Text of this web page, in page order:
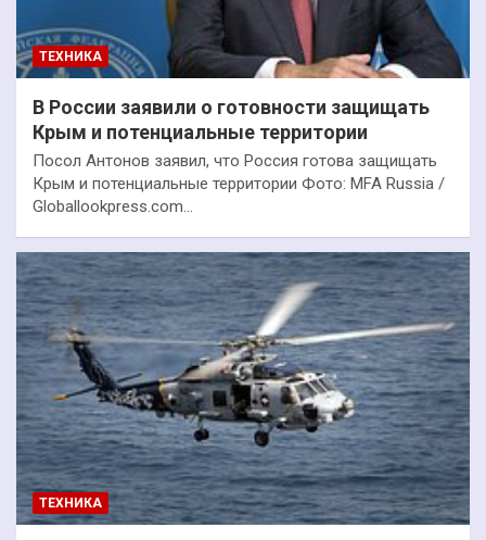
ТЕХНИКА
В России заявили о готовности защищать
Крым и потенциальные территории
Посол Антонов заявил, что Россия готова защищать
Крым и потенциальные территории Фото: MFA Russia /
Globallookpress.com…
ТЕХНИКА